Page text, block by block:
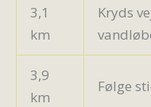
3,1
km
Kryds
3,9
km
Følge